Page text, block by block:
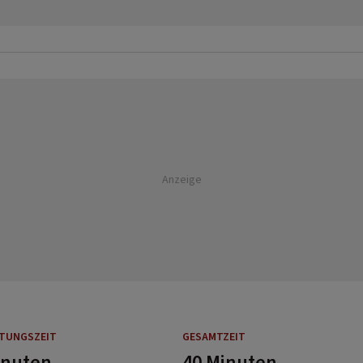
Anzeige
GESAMTZEIT